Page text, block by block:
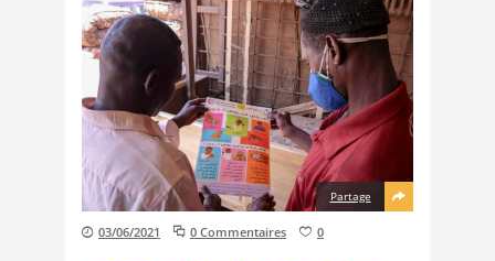
Partage
03/06/2021 0 Commentaires 0